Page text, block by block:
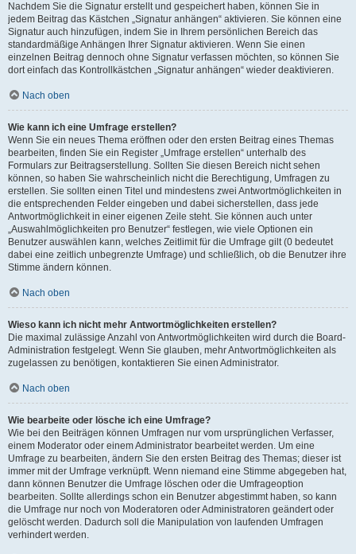
Nachdem Sie die Signatur erstellt und gespeichert haben, können Sie in
jedem Beitrag das Kästchen „Signatur anhängen“ aktivieren. Sie können eine
Signatur auch hinzufügen, indem Sie in Ihrem persönlichen Bereich das
standardmäßige Anhängen Ihrer Signatur aktivieren. Wenn Sie einen
einzelnen Beitrag dennoch ohne Signatur verfassen möchten, so können Sie
dort einfach das Kontrollkästchen „Signatur anhängen“ wieder deaktivieren.
Nach oben
Wie kann ich eine Umfrage erstellen?
Wenn Sie ein neues Thema eröffnen oder den ersten Beitrag eines Themas
bearbeiten, finden Sie ein Register „Umfrage erstellen“ unterhalb des
Formulars zur Beitragserstellung. Sollten Sie diesen Bereich nicht sehen
können, so haben Sie wahrscheinlich nicht die Berechtigung, Umfragen zu
erstellen. Sie sollten einen Titel und mindestens zwei Antwortmöglichkeiten in
die entsprechenden Felder eingeben und dabei sicherstellen, dass jede
Antwortmöglichkeit in einer eigenen Zeile steht. Sie können auch unter
„Auswahlmöglichkeiten pro Benutzer“ festlegen, wie viele Optionen ein
Benutzer auswählen kann, welches Zeitlimit für die Umfrage gilt (0 bedeutet
dabei eine zeitlich unbegrenzte Umfrage) und schließlich, ob die Benutzer ihre
Stimme ändern können.
Nach oben
Wieso kann ich nicht mehr Antwortmöglichkeiten erstellen?
Die maximal zulässige Anzahl von Antwortmöglichkeiten wird durch die Board-
Administration festgelegt. Wenn Sie glauben, mehr Antwortmöglichkeiten als
zugelassen zu benötigen, kontaktieren Sie einen Administrator.
Nach oben
Wie bearbeite oder lösche ich eine Umfrage?
Wie bei den Beiträgen können Umfragen nur vom ursprünglichen Verfasser,
einem Moderator oder einem Administrator bearbeitet werden. Um eine
Umfrage zu bearbeiten, ändern Sie den ersten Beitrag des Themas; dieser ist
immer mit der Umfrage verknüpft. Wenn niemand eine Stimme abgegeben hat,
dann können Benutzer die Umfrage löschen oder die Umfrageoption
bearbeiten. Sollte allerdings schon ein Benutzer abgestimmt haben, so kann
die Umfrage nur noch von Moderatoren oder Administratoren geändert oder
gelöscht werden. Dadurch soll die Manipulation von laufenden Umfragen
verhindert werden.